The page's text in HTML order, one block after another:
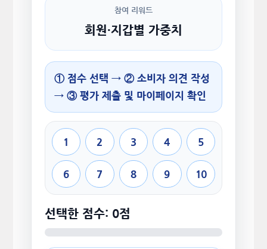
참여 리워드
회원·지갑별 가중치
① 점수 선택 → ② 소비자 의견 작성
→ ③ 평가 제출 및 마이페이지 확인
1 2 3 4 5
6 7 8 9 10
선택한 점수: 0점